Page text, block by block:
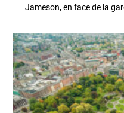
Jameson, en face de la